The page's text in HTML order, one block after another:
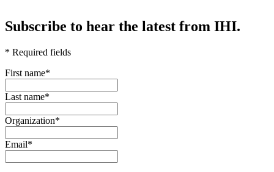
Subscribe to hear the latest from IHI.
* Required fields
First name*
Last name*
Organization*
Email*